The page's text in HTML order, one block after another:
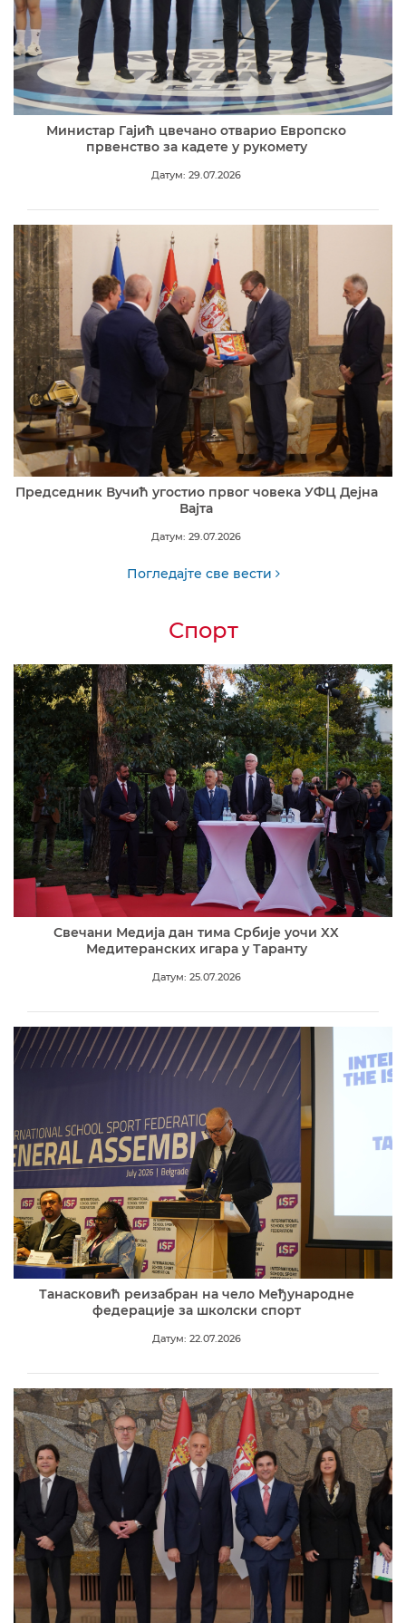
Министар Гајић цвечано отварио Европско
првенство за кадете у рукомету
Датум: 29.07.2026
Председник Вучић угостио првог човека УФЦ Дејна
Вајта
Датум: 29.07.2026
Погледајте све вести
Спорт
Свечани Медија дан тима Србије уочи XX
Медитеранских игара у Таранту
Датум: 25.07.2026
Танасковић реизабран на чело Међународне
федерације за школски спорт
Датум: 22.07.2026